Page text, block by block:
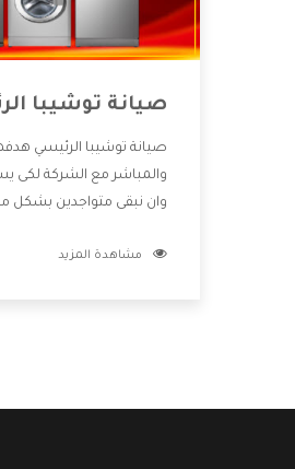
صيانة توشيبا
صيانة توشيبا الرئيسي
والمباشر مع الشركة لكى
وان نبقى متواجدين بشكل
بالخدمات التى تنفرد
مشاهدة المزيد